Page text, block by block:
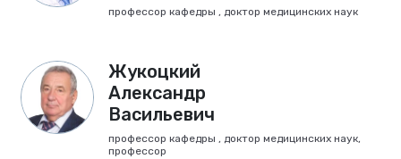
профессор кафедры , доктор медицинских наук
Жукоцкий
Александр
Васильевич
профессор кафедры , доктор медицинских наук,
профессор